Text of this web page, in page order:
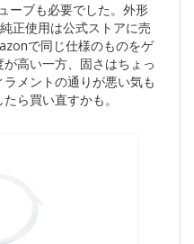
ーブも必要でした。外形
正使用は公式ストアに売
で同じ仕様のものをゲ
高い一方、固さはちょっ
メントの通りが悪い気も
ら買い直すかも。